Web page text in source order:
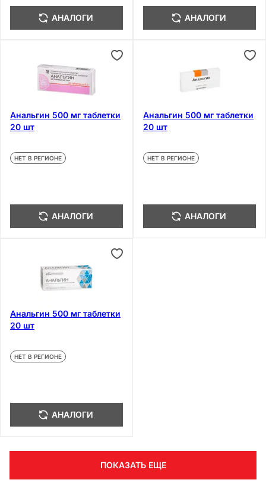
АНАЛОГИ АНАЛОГИ
Анальгин 500 мг таблетки
20 шт
НЕТ В РЕГИОНЕ
АНАЛОГИ
Анальгин 500 мг таблетки
20 шт
НЕТ В РЕГИОНЕ
АНАЛОГИ
Анальгин 500 мг таблетки
20 шт
НЕТ В РЕГИОНЕ
АНАЛОГИ
ПОКАЗАТЬ ЕЩЕ